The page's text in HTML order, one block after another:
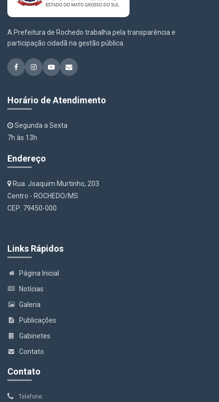
A Prefeitura de Rochedo trabalha pela transparência e
participação cidadã na gestão pública.
Horário de Atendimento
Segunda a Sexta
7h às 13h
Endereço
Rua. Joaquim Murtinho, 203
Centro - ROCHEDO/MS
CEP: 79450-000
Links Rápidos
Página Inicial
Notícias
Galeria
Publicações
Gabinetes
Contato
Contato
Telefone: